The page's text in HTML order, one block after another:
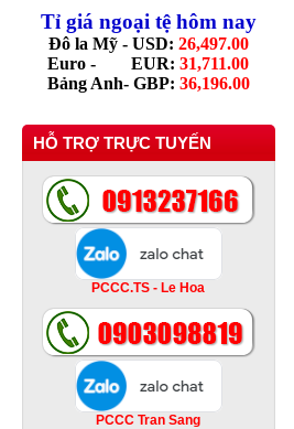
Tỉ giá ngoại tệ hôm nay
Đô la Mỹ - USD: 26,497.00
Euro - EUR: 31,711.00
Bảng Anh- GBP: 36,196.00
HỖ TRỢ TRỰC TUYẾN
PCCC.TS - Le Hoa
PCCC Tran Sang